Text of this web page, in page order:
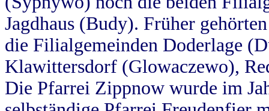
Jagdhaus (Budy). Früher
die Filialgemeinden Doderlage
Klawittersdorf (Glowaczewo),
Die Pfarrei Zippnow wurde im